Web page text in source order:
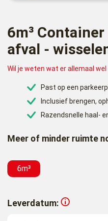
6m³
afval -
Wil je weten wat er allemaal
Past op een
Inclusief brengen,
Razendsnelle haal-
Meer of minder ruimte
6m³
Leverdatum: